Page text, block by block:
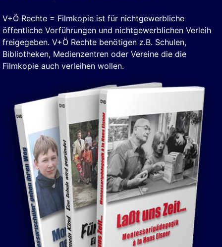
V+Ö Rechte = Filmkopie ist für nichtgewerbliche
öffentliche Vorführungen und nichtgewerblichen Verleih
freigegeben. V+Ö Rechte benötigen z.B. Schulen,
Bibliotheken, Medienzentren oder Vereine die die
Filmkopie auch verleihen wollen.